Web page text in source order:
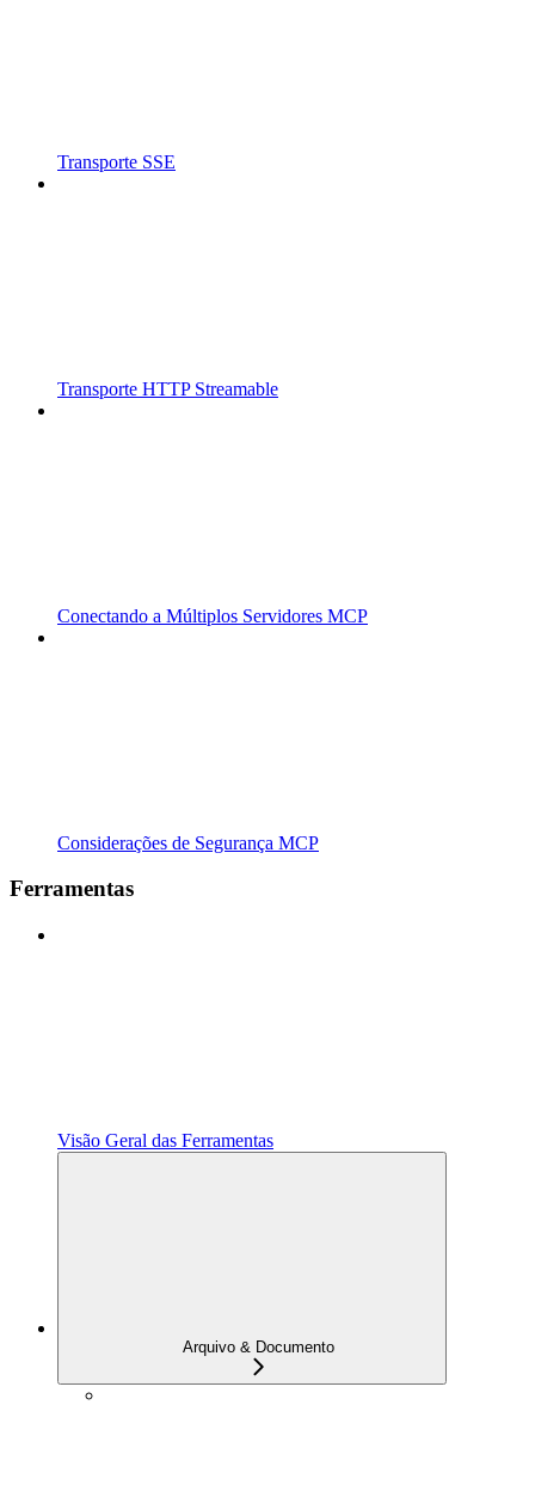
Transporte SSE
Transporte HTTP Streamable
Conectando a Múltiplos Servidores MCP
Considerações de Segurança MCP
Ferramentas
Visão Geral das Ferramentas
Arquivo & Documento